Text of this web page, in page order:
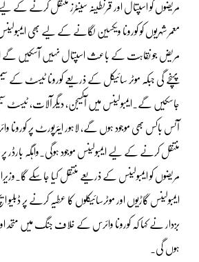
مریضوں کو اسپتال اور قرنطینہ سینٹرز منتقل کرنے کے
معمر شہریوں کو کورونا ویکسین لگانے کے لیے بھی
مریض جو نقاہت کے باعث اسپتال نہیں آسکیں گے
پہنچے گی جبکہ موٹر سائیکل کے ذریعے کورونا ٹیسٹ کے
جاسکیں گے۔ایمبولینس میں آکسیجن، دیگرآلات،
آئس باکس بھی موجود ہوں گے، لاہور ایئرپورٹ پر
منتقل کرنے کے لیے ایمبولینس موجود ہوگی۔واہگہ
مریضوں کو ایمبولینس کے ذریعے منتقل کیا جاسکے
ایمبولینس گاڑیوں اور موٹرسائیکلوں کا عطیہ کرنے پر ڈبلیو
بزدار نے کہا کہ کورونا وائرس کے خلاف جنگ میں متحد
ہوں گی۔